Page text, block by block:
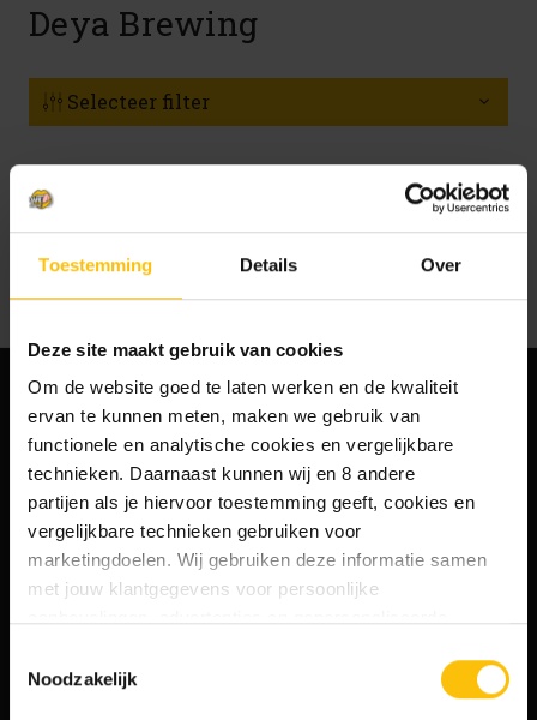
Toestemming Details Over
Deze site maakt gebruik van cookies
Om de website goed te laten werken en de kwaliteit
ervan te kunnen meten, maken we gebruik van
functionele en analytische cookies en vergelijkbare
technieken. Daarnaast kunnen wij en 8 andere
partijen als je hiervoor toestemming geeft, cookies en
vergelijkbare technieken gebruiken voor
marketingdoelen. Wij gebruiken deze informatie samen
met jouw klantgegevens voor persoonlijke
ervaringen: je eigen DTDD (gepersonaliseerde
aanbevelingen, functionaliteiten en communicatie binnen
Noodzakelijk
Deya Brewing
Selecteer filter
Er staan geen producten vermeld onder dit merk.
MELD JE AAN VOOR ONZE NIEUWSBRIEF
EN ONTVANG 10% KORTING!
Ja, ik ontvang graag jullie wekelijkse
nieuwsbrief met nieuws en aanbiedingen.
Mijn gegevens worden verwerkt volgens het
privacybeleid.